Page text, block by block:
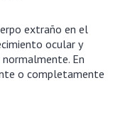
extraño en el
ocular y
normalmente. En
o completamente